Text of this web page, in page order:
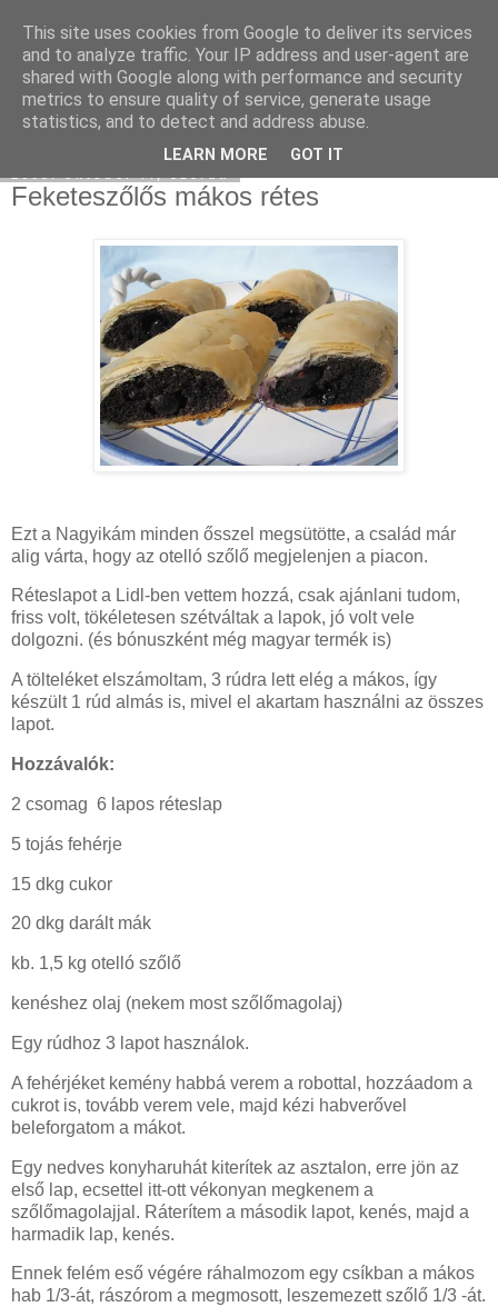
Moha Konyha
Feketeszőlős mákos rétes
Ezt a Nagyikám minden ősszel megsütötte, a család már
alig várta, hogy az otelló szőlő megjelenjen a piacon.
Réteslapot a Lidl-ben vettem hozzá, csak ajánlani tudom,
friss volt, tökéletesen szétváltak a lapok, jó volt vele
dolgozni. (és bónuszként még magyar termék is)
A tölteléket elszámoltam, 3 rúdra lett elég a mákos, így
készült 1 rúd almás is, mivel el akartam használni az összes
lapot.
Hozzávalók:
2 csomag 6 lapos réteslap
5 tojás fehérje
15 dkg cukor
20 dkg darált mák
kb. 1,5 kg otelló szőlő
kenéshez olaj (nekem most szőlőmagolaj)
Egy rúdhoz 3 lapot használok.
A fehérjéket kemény habbá verem a robottal, hozzáadom a
cukrot is, tovább verem vele, majd kézi habverővel
beleforgatom a mákot.
Egy nedves konyharuhát kiterítek az asztalon, erre jön az
első lap, ecsettel itt-ott vékonyan megkenem a
szőlőmagolajjal. Ráterítem a második lapot, kenés, majd a
harmadik lap, kenés.
Ennek felém eső végére ráhalmozom egy csíkban a mákos
hab 1/3-át, rászórom a megmosott, leszemezett szőlő 1/3 -át.
This site uses cookies from Google to deliver its services
and to analyze traffic. Your IP address and user-agent are
shared with Google along with performance and security
metrics to ensure quality of service, generate usage
statistics, and to detect and address abuse.
LEARN MORE GOT IT